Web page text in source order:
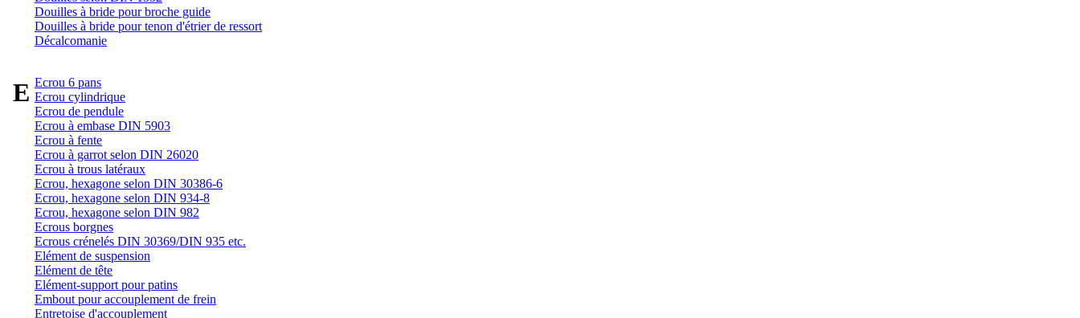
Douilles à bride pour broche guide
Douilles à bride pour tenon d'étrier de ressort
Décalcomanie
EEcrou 6 pans
Ecrou cylindrique
Ecrou de pendule
Ecrou à embase DIN 5903
Ecrou à fente
Ecrou à garrot selon DIN 26020
Ecrou à trous latéraux
Ecrou, hexagone selon DIN 30386-6
Ecrou, hexagone selon DIN 934-8
Ecrou, hexagone selon DIN 982
Ecrous borgnes
Ecrous crénelés DIN 30369/DIN 935 etc.
Elément de suspension
Elément de tête
Elément-support pour patins
Embout pour accouplement de frein
Entretoise d'accouplement